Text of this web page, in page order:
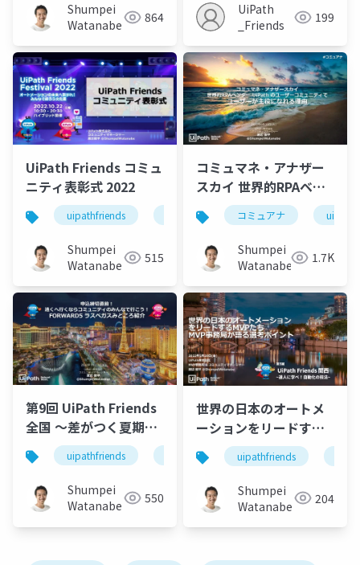
Shumpei
Watanabe
864
UiPath
_Friends
199
UiPath Friends コミュ
ニティ表彰式 2022
uipathfriends
Shumpei
Watanabe
515
コミュマネ・アナザー
スカイ 世界的RPAベン
ダー UiPathのユーザー
コミュニティでユーザ
ーが主役になれる理由
コミュアナ
Shumpei
Watanabe
1.7K
第9回 UiPath Friends
全国 ～差がつく夏期講
習2022～uipathfriends uipathforward
Shumpei
Watanabe
550
世界の日本のオートメ
ーションをリードする
MVPたち MVP事務局が
語る選考ポイント
uipathfriends
Shumpei
Watanabe
204